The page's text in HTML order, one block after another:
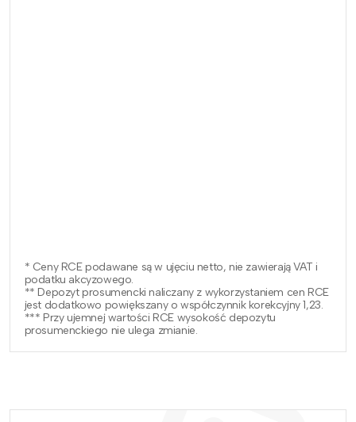
* Ceny RCE podawane są w ujęciu netto, nie zawierają VAT i
podatku akcyzowego.
** Depozyt prosumencki naliczany z wykorzystaniem cen RCE
jest dodatkowo powiększany o współczynnik korekcyjny 1,23.
*** Przy ujemnej wartości RCE wysokość depozytu
prosumenckiego nie ulega zmianie.